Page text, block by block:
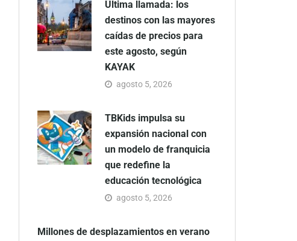
Última llamada: los
destinos con las mayores
caídas de precios para
este agosto, según
KAYAK
agosto 5, 2026
TBKids impulsa su
expansión nacional con
un modelo de franquicia
que redefine la
educación tecnológica
agosto 5, 2026
Millones de desplazamientos en verano